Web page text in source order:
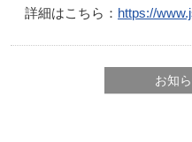
詳細はこちら： https://
お知